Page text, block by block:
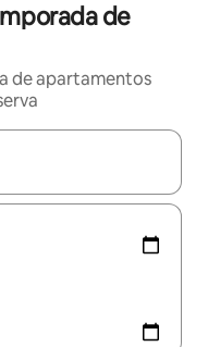
de
de apartamentos
explore-os